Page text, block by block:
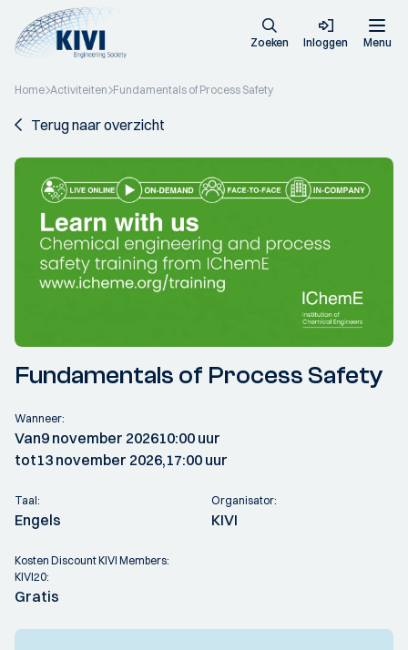
Zoeken Inloggen Menu
Home Activiteiten Fundamentals of Process Safety
Terug naar overzicht
Fundamentals of Process Safety
Wanneer:
Van9 november 202610:00 uur
tot13 november 2026,17:00 uur
Taal:
Engels
Organisator:
KIVI
Kosten Discount KIVI Members:
KIVI20:
Gratis